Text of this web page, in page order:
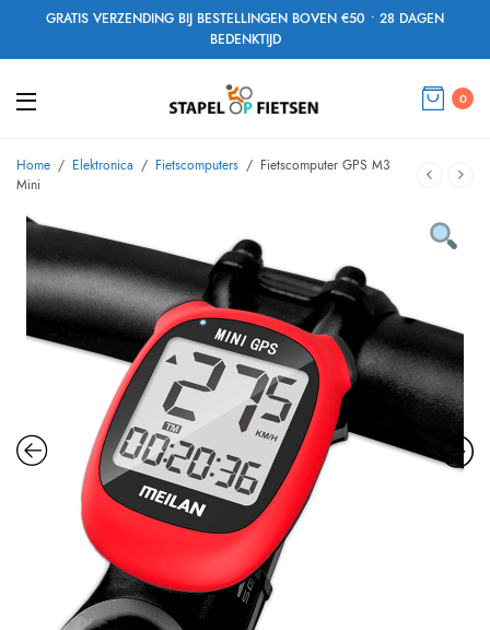
GRATIS VERZENDING BIJ BESTELLINGEN BOVEN €50 • 28 DAGEN
BEDENKTIJD
0
Home / Elektronica / Fietscomputers / Fietscomputer GPS M3
Mini